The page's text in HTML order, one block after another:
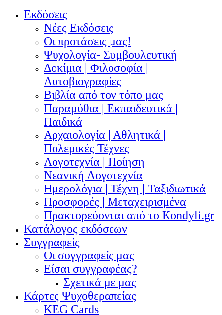
Εκδόσεις
Νέες Εκδόσεις
Οι προτάσεις μας!
Ψυχολογία- Συμβουλευτική
Δοκίμια | Φιλοσοφία |
Αυτοβιογραφίες
Βιβλία από τον τόπο μας
Παραμύθια | Εκπαιδευτικά |
Παιδικά
Αρχαιολογία | Αθλητικά |
Πολεμικές Τέχνες
Λογοτεχνία | Ποίηση
Νεανική Λογοτεχνία
Ημερολόγια | Τέχνη | Ταξιδιωτικά
Προσφορές | Μεταχειρισμένα
Πρακτορεύονται από το Kondyli.gr
Κατάλογος εκδόσεων
Συγγραφείς
Οι συγγραφείς μας
Είσαι συγγραφέας?
Σχετικά με μας
Κάρτες Ψυχοθεραπείας
KEG Cards